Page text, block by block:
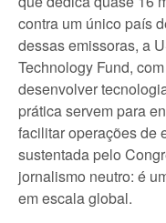
contra um único país
dessas emissoras, a
Technology Fund,
desenvolver
prática servem para
facilitar operações de
sustentada pelo
jornalismo neutro: é
em escala global.